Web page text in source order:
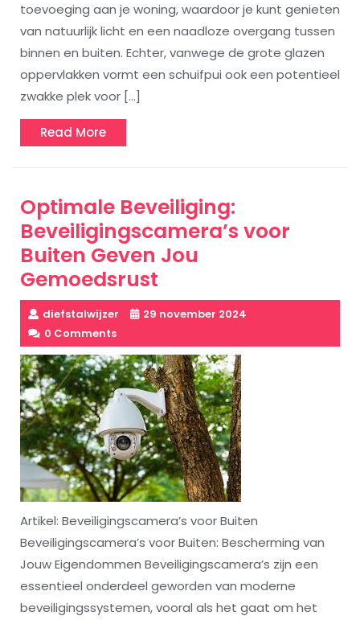
toevoeging aan je woning, waardoor je kunt genieten
van natuurlijk licht en een naadloze overgang tussen
binnen en buiten. Echter, vanwege de grote glazen
oppervlakken vormt een schuifpui ook een potentieel
zwakke plek voor […]
Read MoreRead
More
Optimale Beveiliging:
Beveiligingscamera’s voor
Buiten Geven Jou
Gemoedsrust
diefstalwijzer
29 november 2024
0 Comments
Artikel: Beveiligingscamera’s voor Buiten
Beveiligingscamera’s voor Buiten: Bescherming van
Jouw Eigendommen Beveiligingscamera’s zijn een
essentieel onderdeel geworden van moderne
beveiligingssystemen, vooral als het gaat om het